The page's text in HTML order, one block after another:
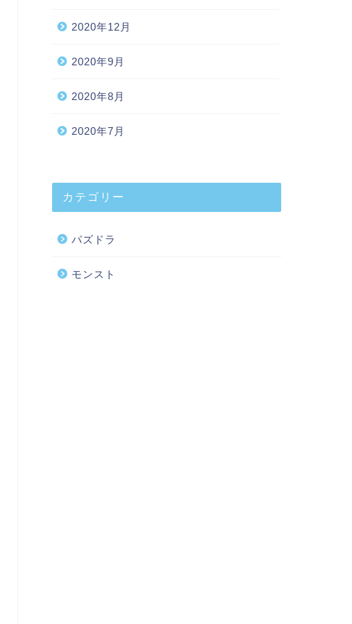
2020年12月
2020年9月
2020年8月
2020年7月
カテゴリー
パズドラ
モンスト